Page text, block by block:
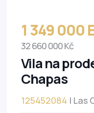
1 349 000
32 660 000 Kč
Vila na
Chapas
125452084 | Las